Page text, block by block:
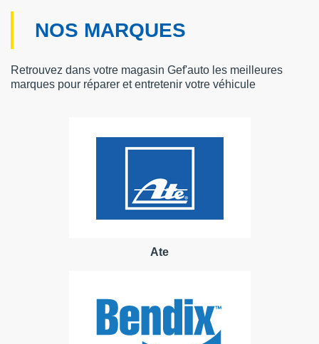
NOS MARQUES
Retrouvez dans votre magasin Gef'auto les meilleures
marques pour réparer et entretenir votre véhicule
Ate